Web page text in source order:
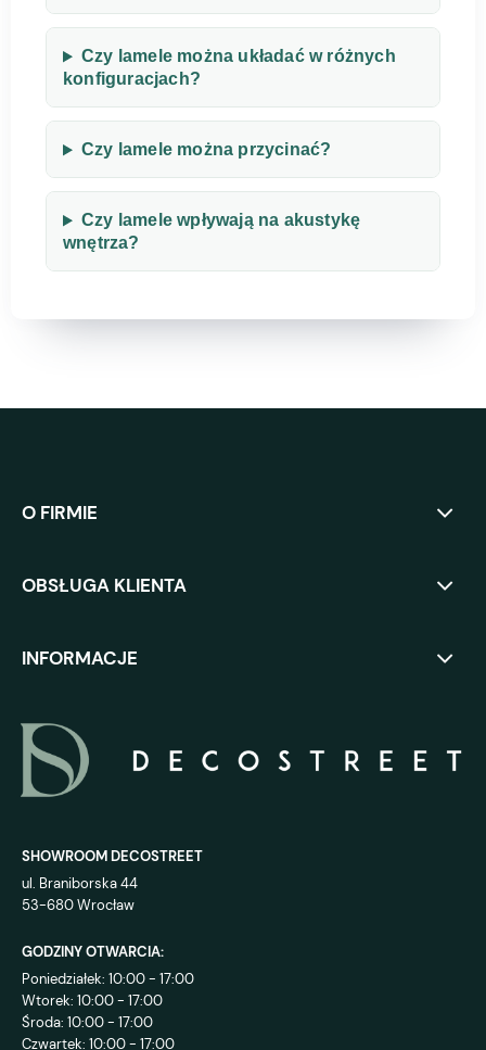
Czy lamele można układać w różnych
konfiguracjach?
Czy lamele można przycinać?
Czy lamele wpływają na akustykę
wnętrza?
O FIRMIE
OBSŁUGA KLIENTA
INFORMACJE
SHOWROOM DECOSTREET
ul. Braniborska 44
53-680 Wrocław
GODZINY OTWARCIA:
Poniedziałek: 10:00 - 17:00
Wtorek: 10:00 - 17:00
Środa: 10:00 - 17:00
Czwartek: 10:00 - 17:00